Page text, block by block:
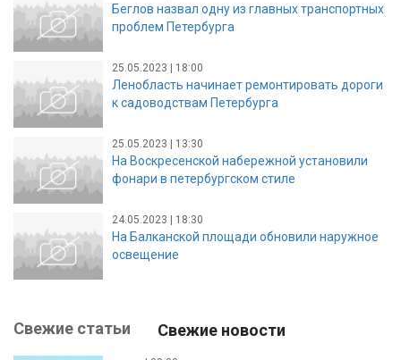
Беглов назвал одну из главных транспортных
проблем Петербурга
25.05.2023 | 18:00
Ленобласть начинает ремонтировать дороги
к садоводствам Петербурга
25.05.2023 | 13:30
На Воскресенской набережной установили
фонари в петербургском стиле
24.05.2023 | 18:30
На Балканской площади обновили наружное
освещение
Свежие статьи Свежие новости